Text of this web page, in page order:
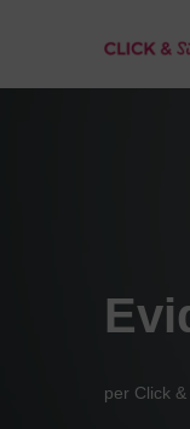
per Click